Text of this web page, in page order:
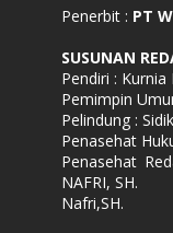
Penerbit : PT
SUSUNAN
Pendiri :
Pemimpin
Pelindung :
Penasehat
Penasehat
NAFRI, SH.
Nafri,SH.